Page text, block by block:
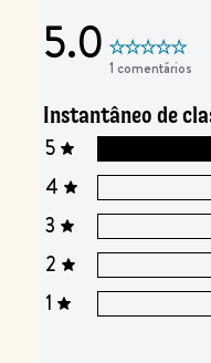
5.0 1 comentários
Instantâneo de
5
4
3
2
1